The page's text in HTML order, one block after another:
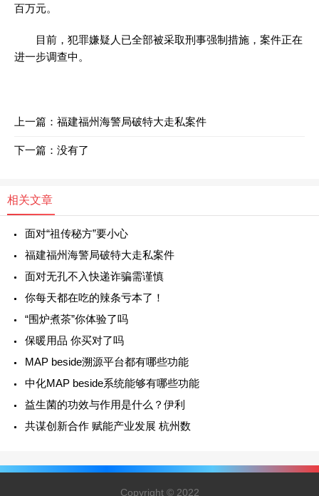
百万元。
目前，犯罪嫌疑人已全部被采取刑事强制措施，案件正在
进一步调查中。
上一篇： 福建福州海警局破特大走私案件
下一篇：没有了
相关文章
面对“祖传秘方”要小心
福建福州海警局破特大走私案件
面对无孔不入快递诈骗需谨慎
你每天都在吃的辣条亏本了！
“围炉煮茶”你体验了吗
保暖用品 你买对了吗
MAP beside溯源平台都有哪些功能
中化MAP beside系统能够有哪些功能
益生菌的功效与作用是什么？伊利
共谋创新合作 赋能产业发展 杭州数
Copyright © 2022